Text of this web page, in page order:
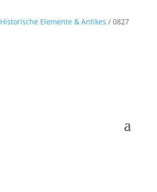
Historische Elemente & Antikes / 0827